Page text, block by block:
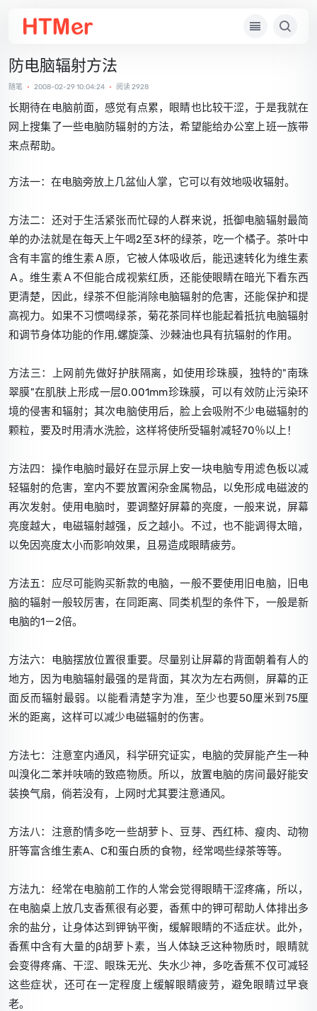
防电脑辐射方法
随笔 • 2008-02-29 10:04:24 • 阅读 2928
长期待在电脑前面，感觉有点累，眼睛也比较干涩，于是我就在
网上搜集了一些电脑防辐射的方法，希望能给办公室上班一族带
来点帮助。
方法一：在电脑旁放上几盆仙人掌，它可以有效地吸收辐射。
方法二：还对于生活紧张而忙碌的人群来说，抵御电脑辐射最简
单的办法就是在每天上午喝2至3杯的绿茶，吃一个橘子。茶叶中
含有丰富的维生素Ａ原，它被人体吸收后，能迅速转化为维生素
Ａ。维生素Ａ不但能合成视紫红质，还能使眼睛在暗光下看东西
更清楚，因此，绿茶不但能消除电脑辐射的危害，还能保护和提
高视力。如果不习惯喝绿茶，菊花茶同样也能起着抵抗电脑辐射
和调节身体功能的作用,螺旋藻、沙棘油也具有抗辐射的作用。
方法三：上网前先做好护肤隔离，如使用珍珠膜，独特的"南珠
翠膜"在肌肤上形成一层0.001mm珍珠膜，可以有效防止污染环
境的侵害和辐射；其次电脑使用后，脸上会吸附不少电磁辐射的
颗粒，要及时用清水洗脸，这样将使所受辐射减轻70％以上！
方法四：操作电脑时最好在显示屏上安一块电脑专用滤色板以减
轻辐射的危害，室内不要放置闲杂金属物品，以免形成电磁波的
再次发射。使用电脑时，要调整好屏幕的亮度，一般来说，屏幕
亮度越大，电磁辐射越强，反之越小。不过，也不能调得太暗，
以免因亮度太小而影响效果，且易造成眼睛疲劳。
方法五：应尽可能购买新款的电脑，一般不要使用旧电脑，旧电
脑的辐射一般较厉害，在同距离、同类机型的条件下，一般是新
电脑的1－2倍。
方法六：电脑摆放位置很重要。尽量别让屏幕的背面朝着有人的
地方，因为电脑辐射最强的是背面，其次为左右两侧，屏幕的正
面反而辐射最弱。以能看清楚字为准，至少也要50厘米到75厘
米的距离，这样可以减少电磁辐射的伤害。
方法七：注意室内通风，科学研究证实，电脑的荧屏能产生一种
叫溴化二苯并呋喃的致癌物质。所以，放置电脑的房间最好能安
装换气扇，倘若没有，上网时尤其要注意通风。
方法八：注意酌情多吃一些胡萝卜、豆芽、西红柿、瘦肉、动物
肝等富含维生素A、C和蛋白质的食物，经常喝些绿茶等等。
方法九：经常在电脑前工作的人常会觉得眼睛干涩疼痛，所以，
在电脑桌上放几支香蕉很有必要，香蕉中的钾可帮助人体排出多
余的盐分，让身体达到钾钠平衡，缓解眼睛的不适症状。此外，
香蕉中含有大量的β胡萝卜素，当人体缺乏这种物质时，眼睛就
会变得疼痛、干涩、眼珠无光、失水少神，多吃香蕉不仅可减轻
这些症状，还可在一定程度上缓解眼睛疲劳，避免眼睛过早衰
老。